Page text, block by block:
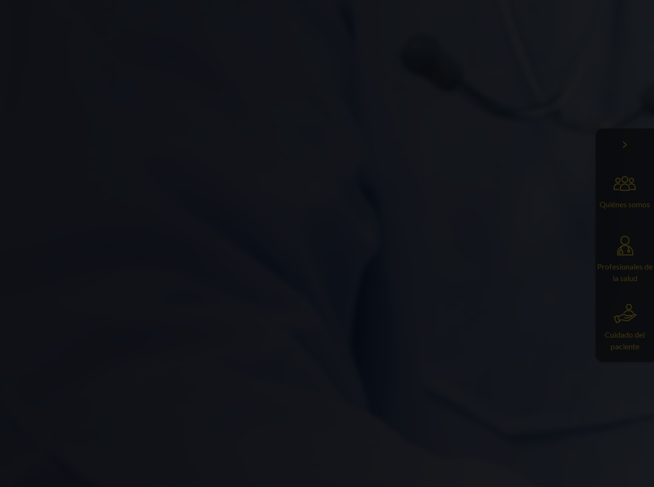
Quiénes somos
Profesionales de
la salud
Cuidado del
paciente